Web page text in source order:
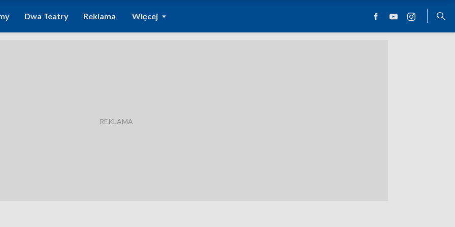
Dwa Teatry Reklama Więcej